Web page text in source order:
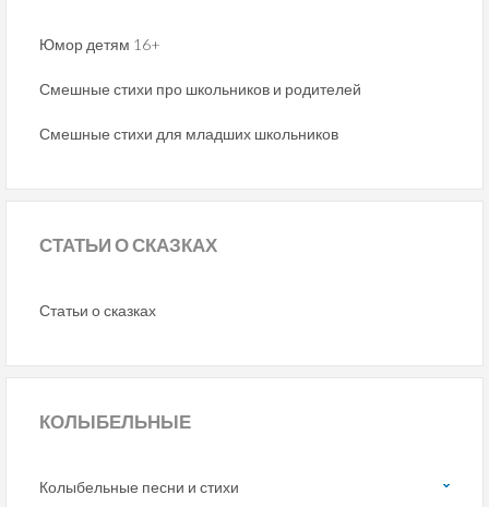
Юмор детям 16+
Смешные стихи про школьников и родителей
Смешные стихи для младших школьников
СТАТЬИО СКАЗКАХ
Статьи о сказках
КОЛЫБЕЛЬНЫЕ
Колыбельные песни и стихи